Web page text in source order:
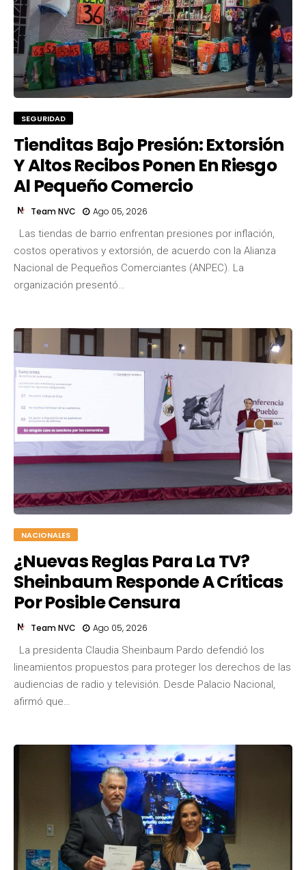
Team NVC
Team NVC
SEGURIDAD
Tienditas Bajo Presión: Extorsión
Y Altos Recibos Ponen En Riesgo
Al Pequeño Comercio
Team NVC Ago 05, 2026
Las tiendas de barrio enfrentan presiones por inflación,
costos operativos y extorsión, de acuerdo con la Alianza
Nacional de Pequeños Comerciantes (ANPEC). La
organización presentó…
NACIONALES
¿Nuevas Reglas Para La TV?
Sheinbaum Responde A Críticas
Por Posible Censura
Team NVC Ago 05, 2026
La presidenta Claudia Sheinbaum Pardo defendió los
lineamientos propuestos para proteger los derechos de las
audiencias de radio y televisión. Desde Palacio Nacional,
afirmó que…